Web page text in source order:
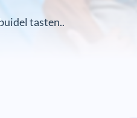
tasten..